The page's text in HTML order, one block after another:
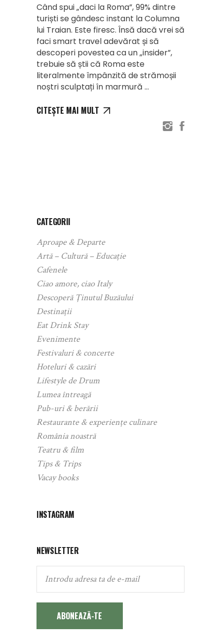
Când spui „daci la Roma”, 99% dintre
turiști se gândesc instant la Columna
lui Traian. Este firesc. Însă dacă vrei să
faci smart travel adevărat și să
descoperi povestea ca un „insider”,
trebuie să știi că Roma este
literalmente împânzită de strămoșii
noștri sculptați în marmură
CITEȘTE MAI MULT
CATEGORII
Aproape & Departe
Artă – Cultură – Educație
Cafenele
Ciao amore, ciao Italy
Descoperă Ținutul Buzăului
Destinații
Eat Drink Stay
Evenimente
Festivaluri & concerte
Hoteluri & cazări
Lifestyle de Drum
Lumea întreagă
Pub-uri & berării
Restaurante & experiențe culinare
România noastră
Teatru & film
Tips & Trips
Vacay books
INSTAGRAM
NEWSLETTER
ABONEAZĂ-TE